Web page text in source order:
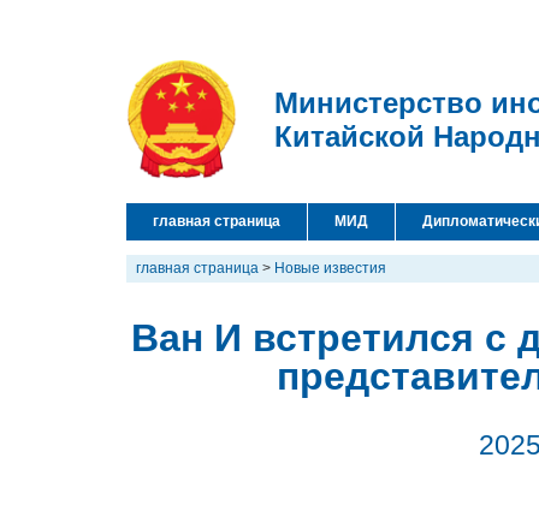
Министерство
Китайской
главная страница МИД
главная страница > Новые известия
Ван И встретился с